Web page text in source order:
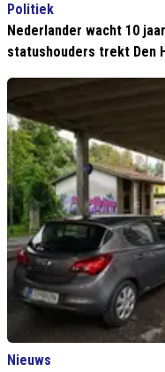
Politiek
Nederlander wacht 10
statushouders trekt Den
Nieuws